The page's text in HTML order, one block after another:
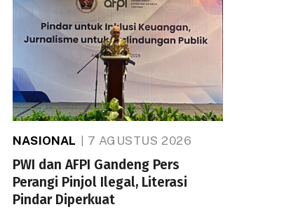
NASIONAL 7 AGUSTUS 2026
PWI dan AFPI Gandeng Pers
Perangi Pinjol Ilegal, Literasi
Pindar Diperkuat